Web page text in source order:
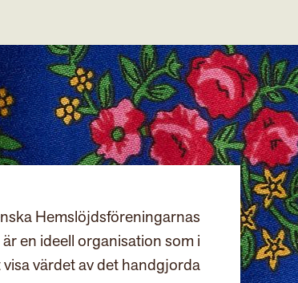
Hemslöjdsföreningarnas
en ideell organisation som i
värdet av det handgjorda